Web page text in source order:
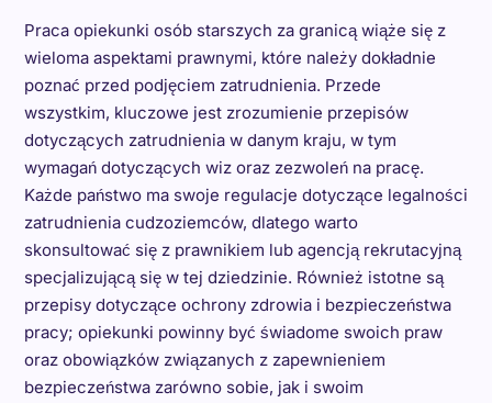
Praca opiekunki osób starszych za granicą wiąże się z
wieloma aspektami prawnymi, które należy dokładnie
poznać przed podjęciem zatrudnienia. Przede
wszystkim, kluczowe jest zrozumienie przepisów
dotyczących zatrudnienia w danym kraju, w tym
wymagań dotyczących wiz oraz zezwoleń na pracę.
Każde państwo ma swoje regulacje dotyczące legalności
zatrudnienia cudzoziemców, dlatego warto
skonsultować się z prawnikiem lub agencją rekrutacyjną
specjalizującą się w tej dziedzinie. Również istotne są
przepisy dotyczące ochrony zdrowia i bezpieczeństwa
pracy; opiekunki powinny być świadome swoich praw
oraz obowiązków związanych z zapewnieniem
bezpieczeństwa zarówno sobie, jak i swoim